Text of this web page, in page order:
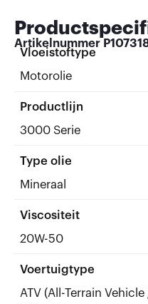
Artikelnummer
Vloeistoftype
Motorolie
Productlijn
3000 Serie
Type olie
Mineraal
Viscositeit
20W-50
Voertuigtype
ATV (All-Terrain